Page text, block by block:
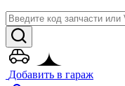
Добавить в гараж